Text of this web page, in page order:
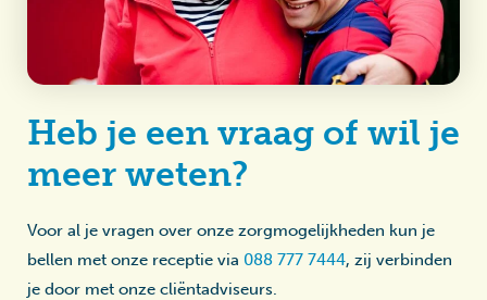
Heb je een vraag of wil je
meer weten?
Voor al je vragen over onze zorgmogelijkheden kun je
bellen met onze receptie via 088 777 7444, zij verbinden
je door met onze cliëntadviseurs.